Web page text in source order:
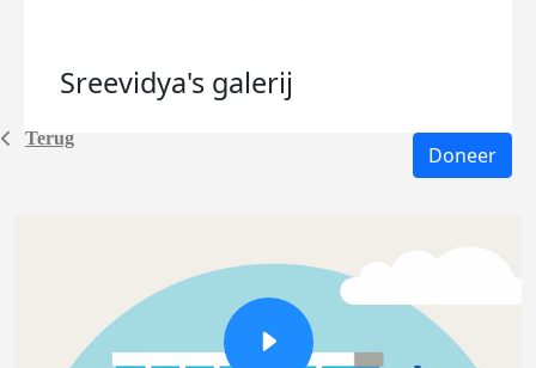
Terug
Sreevidya's galerij
Doneer